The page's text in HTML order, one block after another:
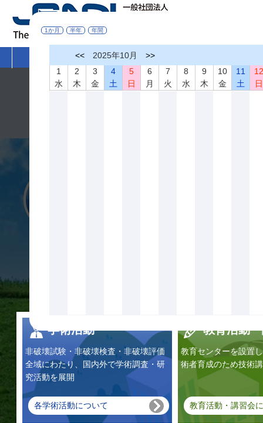
非破壊検査とは
令和８年熊本地震により被災された皆さまへ
学術活動
非破壊試験・非破壊検査・非破壊評価
全域にわたり、国内外で学術調査・研
究活動を展開
各学術活動について
教育活動
教育センターを設置
術者育成のため技術
教育活動・講習会
1か月 半年 年間
<< 2025年10月
>>
1
水
2
木
3
金
4
土
5
日
6
月
7
火
8
水
9
木
10
金
11
土
日